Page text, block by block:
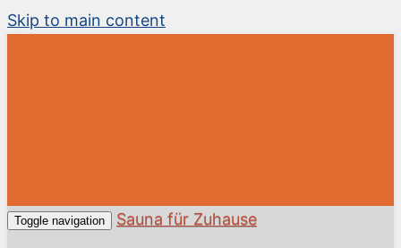
Skip to main content
Toggle navigation Sauna für Zuhause